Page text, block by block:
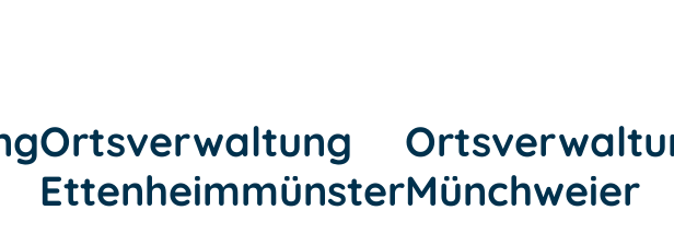
Ortsverwaltung
EttenheimmünsterMünchweier